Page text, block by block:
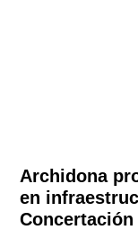
Archidona
en
Concertación